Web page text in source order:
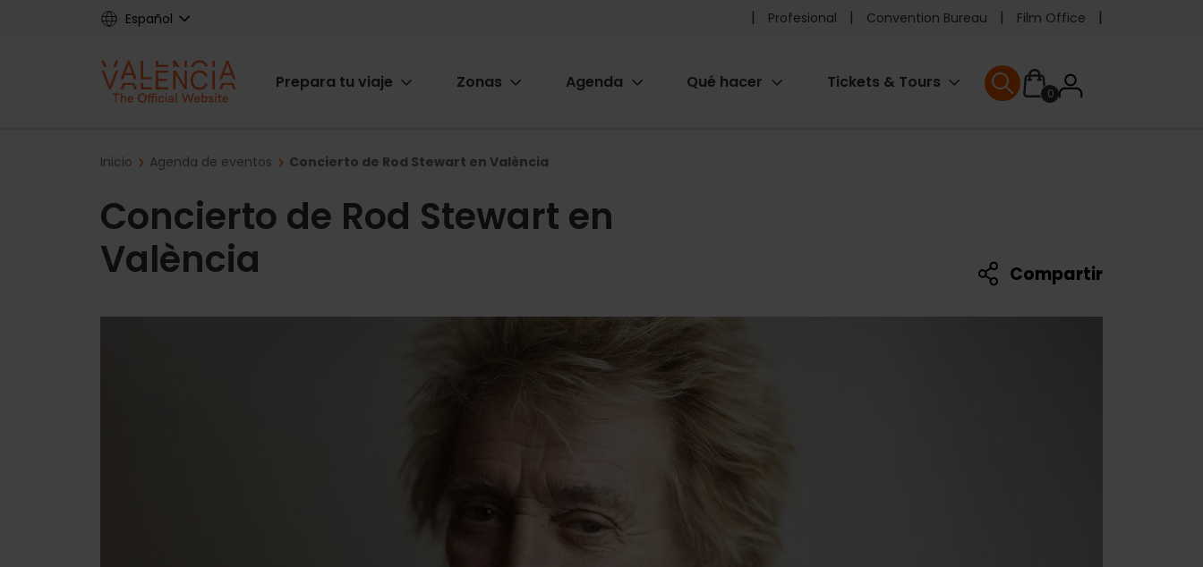
Español
Pre
header
Profesional Convention Bureau Film Office
Main
Prepara tu viaje Zonas Agenda Qué hacer Tickets & Tours
0User
User menu
Breadcrumb
Inicio Agenda de eventos Concierto de Rod Stewart en València
Concierto de Rod Stewart en
València
Compartir